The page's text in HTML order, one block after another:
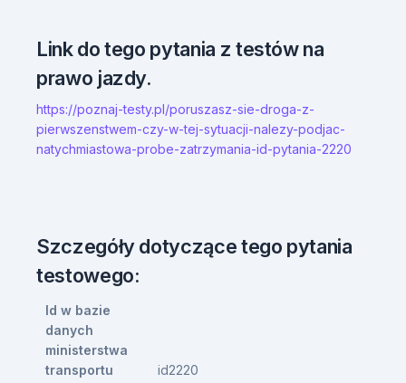
Link do tego pytania z testów na
prawo jazdy.
https://poznaj-testy.pl/poruszasz-sie-droga-z-
pierwszenstwem-czy-w-tej-sytuacji-nalezy-podjac-
natychmiastowa-probe-zatrzymania-id-pytania-2220
Szczegóły dotyczące tego pytania
testowego:
Id w bazie
danych
ministerstwa
transportu
id2220